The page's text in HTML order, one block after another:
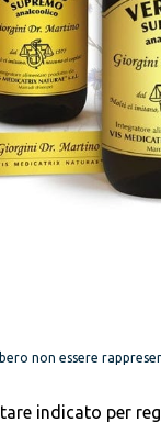
non essere
indicato per